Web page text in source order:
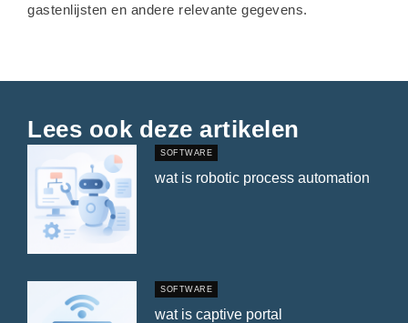
gastenlijsten en andere relevante gegevens.
Lees ook deze artikelen
SOFTWARE
wat is robotic process automation
SOFTWARE
wat is captive portal